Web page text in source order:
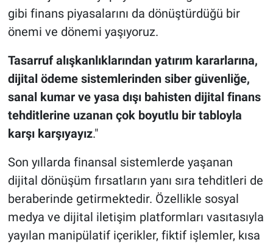
gibi finans piyasalarını da dönüştürdüğü bir
önemi ve dönemi yaşıyoruz.
Tasarruf alışkanlıklarından yatırım kararlarına,
dijital ödeme sistemlerinden siber güvenliğe,
sanal kumar ve yasa dışı bahisten dijital finans
tehditlerine uzanan çok boyutlu bir tabloyla
karşı karşıyayız."
Son yıllarda finansal sistemlerde yaşanan
dijital dönüşüm fırsatların yanı sıra tehditleri de
beraberinde getirmektedir. Özellikle sosyal
medya ve dijital iletişim platformları vasıtasıyla
yayılan manipülatif içerikler, fiktif işlemler, kısa